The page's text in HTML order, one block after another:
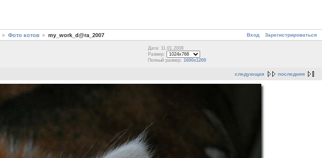
Вход Зарегистрироваться
Фото котов my_work_d@ra_2007
Дата: 11.01.2008
Размер:
Полный размер: 1600x1200
следующая последняя